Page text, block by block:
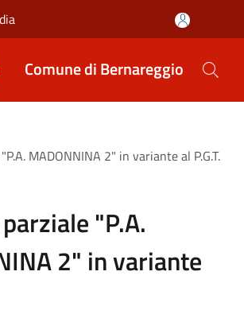
Comune di Bernareggio
MADONNINA 2" in variante al P.G.T.
"P.A.
2" in variante